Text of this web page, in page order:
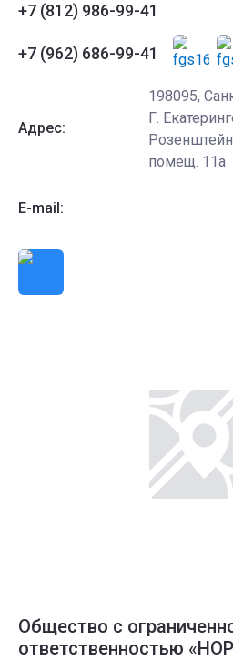
+7 (812) 986-99-41
+7 (962) 686-99-41
Адрес:
198095,
Г.
помещ. 11а
E-mail:
Общество с
ответственностью